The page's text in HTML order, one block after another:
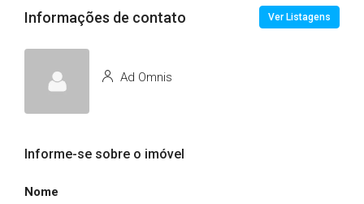
Informações de contato Ver Listagens
Ad Omnis
Informe-se sobre o imóvel
Nome